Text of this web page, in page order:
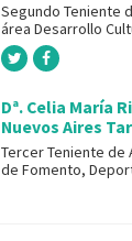
Segundo Teniente
área Desarrollo
Dª. Celia María
Nuevos Aires
Tercer Teniente de
de Fomento,